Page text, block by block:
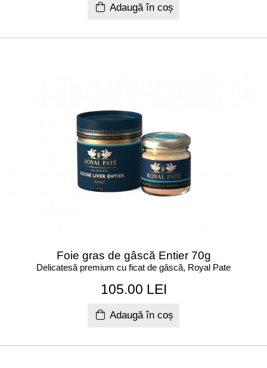
Adaugă în coș
Foie gras de gâscă Entier 70g
Delicatesă premium cu ficat de gâscă, Royal Pate
105.00 LEI
Adaugă în coș